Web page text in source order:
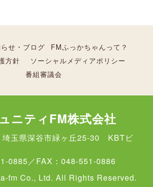
せ・ブログ
FMふっかちゃんって？
方針
ソーシャルメディアポリシー
番組審議会
ニティFM株式会社
玉県深谷市緑ヶ丘25-30 KBTビ
0885／FAX：048-551-0886
fm Co., Ltd. All Rights Reserved.